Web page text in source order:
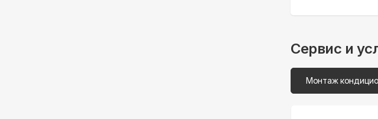
Сервис и
Монтаж